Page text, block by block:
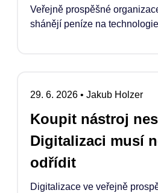
Veřejně prospěšné
shánějí peníze na
součástí financování jejich
29. 6. 2026 • Jakub Holzer
Koupit nástroj
Digitalizaci musí
odřídit
Digitalizace ve veřejně